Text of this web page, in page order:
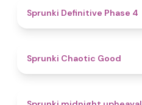
Sprunki Definitive Phase 4
Sprunki Chaotic Good